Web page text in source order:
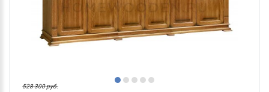
528 300 руб.